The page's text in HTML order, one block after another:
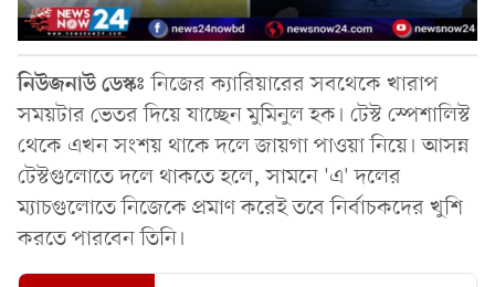
নিউজনাউ ডেস্কঃনিজের ক্যারিয়ারের সবথেকে খারাপ
সময়টার ভেতর দিয়ে যাচ্ছেন মুমিনুল হক। টেস্ট স্পেশালিস্ট
থেকে এখন সংশয় থাকে দলে জায়গা পাওয়া নিয়ে। আসন্ন
টেস্টগুলোতে দলে থাকতে হলে, সামনে 'এ' দলের
ম্যাচগুলোতে নিজেকে প্রমাণ করেই তবে নির্বাচকদের খুশি
করতে পারবেন তিনি।